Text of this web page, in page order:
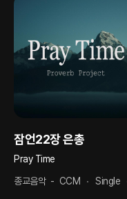
잠언22장 은총
Pray Time
종교음악- CCM Single